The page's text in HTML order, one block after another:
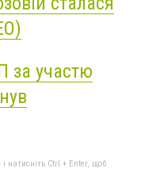
за участю
натисніть Ctrl + Enter, щоб